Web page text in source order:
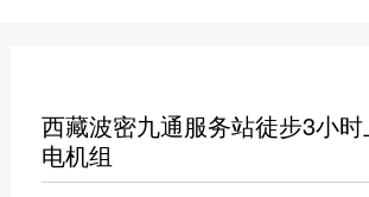
农业装备动力
新能源动力
配件真伪查询
司始建于1951年，是一
家以动力系统为圆心、实
施同心多元化发展的国有
西藏波密九通服务站徒步3小
电机组